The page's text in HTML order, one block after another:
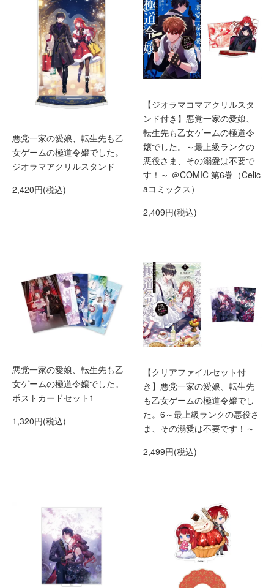
悪党一家の愛娘、転生先も乙
女ゲームの極道令嬢でした。
ジオラマアクリルスタンド
2,420円(税込)
【ジオラマコマアクリルスタ
ンド付き】悪党一家の愛娘、
転生先も乙女ゲームの極道令
嬢でした。～最上級ランクの
悪役さま、その溺愛は不要で
す！～ ＠COMIC 第6巻（Celic
aコミックス）
2,409円(税込)
悪党一家の愛娘、転生先も乙
女ゲームの極道令嬢でした。
ポストカードセット1
1,320円(税込)
【クリアファイルセット付
き】悪党一家の愛娘、転生先
も乙女ゲームの極道令嬢でし
た。6～最上級ランクの悪役さ
ま、その溺愛は不要です！～
2,499円(税込)